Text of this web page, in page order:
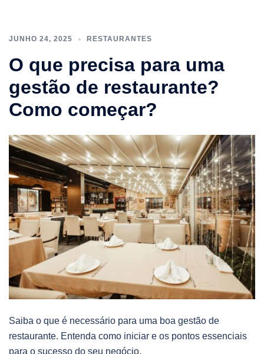
JUNHO 24, 2025 RESTAURANTES
O que precisa para uma
gestão de restaurante?
Como começar?
Saiba o que é necessário para uma boa gestão de
restaurante. Entenda como iniciar e os pontos essenciais
para o sucesso do seu negócio.